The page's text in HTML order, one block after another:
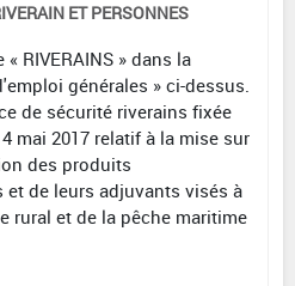
ET PERSONNES
RIVERAINS » dans la
générales » ci-dessus.
de sécurité riverains fixée
mai 2017 relatif à la mise sur
des produits
de leurs adjuvants visés à
rural et de la pêche maritime